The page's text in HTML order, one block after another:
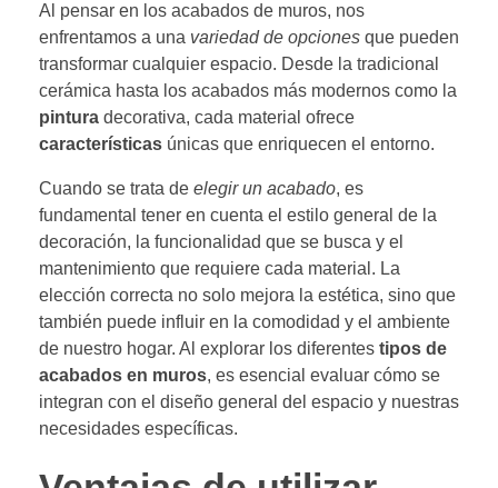
Al pensar en los acabados de muros, nos
enfrentamos a una variedad de opciones que pueden
transformar cualquier espacio. Desde la tradicional
cerámica hasta los acabados más modernos como la
pintura decorativa, cada material ofrece
características únicas que enriquecen el entorno.
Cuando se trata de elegir un acabado, es
fundamental tener en cuenta el estilo general de la
decoración, la funcionalidad que se busca y el
mantenimiento que requiere cada material. La
elección correcta no solo mejora la estética, sino que
también puede influir en la comodidad y el ambiente
de nuestro hogar. Al explorar los diferentes tipos de
acabados en muros, es esencial evaluar cómo se
integran con el diseño general del espacio y nuestras
necesidades específicas.